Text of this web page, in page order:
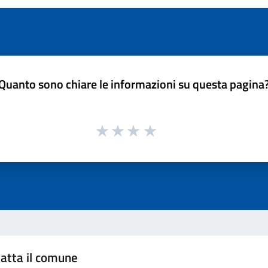
sono chiare le informazioni su questa
il comune